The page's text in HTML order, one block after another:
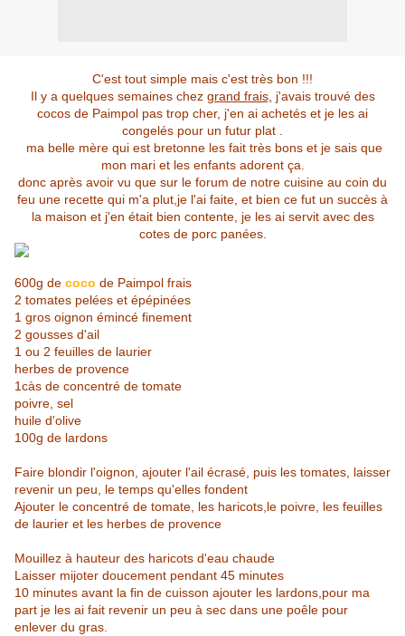
C'est tout simple mais c'est très bon !!!
Il y a quelques semaines chez grand frais, j'avais trouvé des
cocos de Paimpol pas trop cher, j'en ai achetés et je les ai
congelés pour un futur plat .
ma belle mère qui est bretonne les fait très bons et je sais que
mon mari et les enfants adorent ça.
donc après avoir vu que sur le forum de notre cuisine au coin du
feu une recette qui m'a plut,je l'ai faite, et bien ce fut un succès à
la maison et j'en était bien contente, je les ai servit avec des
cotes de porc panées.
600g de coco de Paimpol frais
2 tomates pelées et épépinées
1 gros oignon émincé finement
2 gousses d'ail
1 ou 2 feuilles de laurier
herbes de provence
1càs de concentré de tomate
poivre, sel
huile d'olive
100g de lardons
Faire blondir l'oignon, ajouter l'ail écrasé, puis les tomates, laisser
revenir un peu, le temps qu'elles fondent
Ajouter le concentré de tomate, les haricots,le poivre, les feuilles
de laurier et les herbes de provence
Mouillez à hauteur des haricots d'eau chaude
Laisser mijoter doucement pendant 45 minutes
10 minutes avant la fin de cuisson ajouter les lardons,pour ma
part je les ai fait revenir un peu à sec dans une poêle pour
enlever du gras.